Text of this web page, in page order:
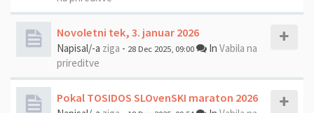
Novoletni tek, 3. januar 2026
Napisal/-a ziga - 28 Dec 2025, 09:00 In Vabila na
prireditve
Pokal TOSIDOS SLOvenSKI maraton 2026